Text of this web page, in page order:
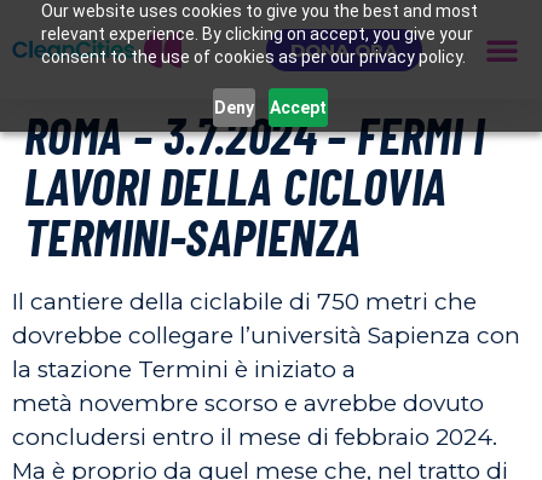
Our website uses cookies to give you the best and most
relevant experience. By clicking on accept, you give your
consent to the use of cookies as per our privacy policy.
Deny Accept
DONA ORA
ROMA – 3.7.2024 – FERMI I
LAVORI DELLA CICLOVIA
TERMINI-SAPIENZA
Il cantiere della ciclabile di 750 metri che
dovrebbe collegare l’università Sapienza con
la stazione Termini è iniziato a
metà novembre scorso e avrebbe dovuto
concludersi entro il mese di febbraio 2024.
Ma è proprio da quel mese che, nel tratto di